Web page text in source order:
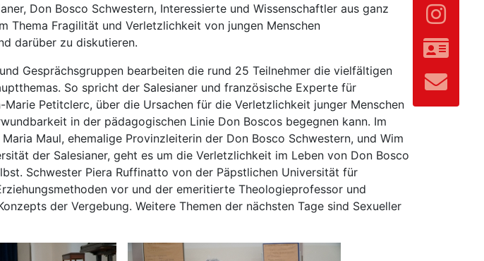
Don Bosco Schwestern, Interessierte und Wissenschaftler aus ganz
Thema Fragilität und Verletzlichkeit von jungen Menschen
darüber zu diskutieren.
Gesprächsgruppen bearbeiten die rund 25 Teilnehmer die vielfältigen
So spricht der Salesianer und französische Experte für
Marie Petitclerc, über die Ursachen für die Verletzlichkeit junger Menschen
in der pädagogischen Linie Don Boscos begegnen kann. Im
Maul, ehemalige Provinzleiterin der Don Bosco Schwestern, und Wim
der Salesianer, geht es um die Verletzlichkeit im Leben von Don Bosco
Schwester Piera Ruffinatto von der Päpstlichen Universität für
vor und der emeritierte Theologieprofessor und
der Vergebung. Weitere Themen der nächsten Tage sind Sexueller